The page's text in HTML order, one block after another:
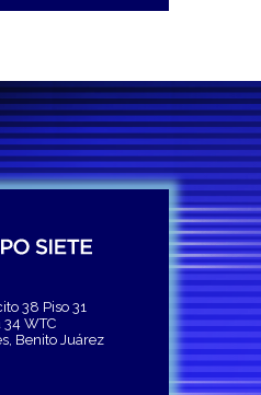
38 Piso 31
34 WTC
Benito Juárez